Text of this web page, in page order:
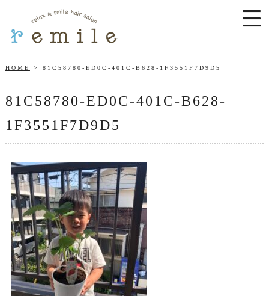
HOME 81C58780-ED0C-401C-B628-1F3551F7D9D5
81C58780-ED0C-401C-B628-
1F3551F7D9D5